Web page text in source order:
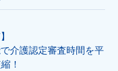
介護認定審査時間を平
！